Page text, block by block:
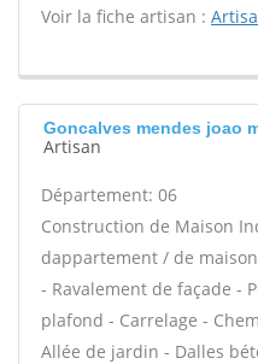
Voir la fiche artisan :
Goncalves mendes joao
Artisan
Département: 06
Construction de Maison
dappartement / de
- Ravalement de façade -
plafond - Carrelage -
Allée de jardin - Dalles